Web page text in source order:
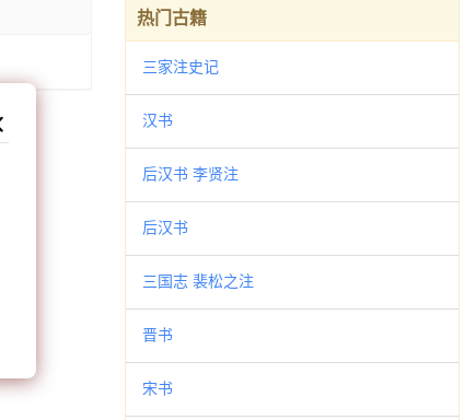
热门古籍
三家注史记
汉书
后汉书 李贤注
后汉书
三国志 裴松之注
晋书
宋书